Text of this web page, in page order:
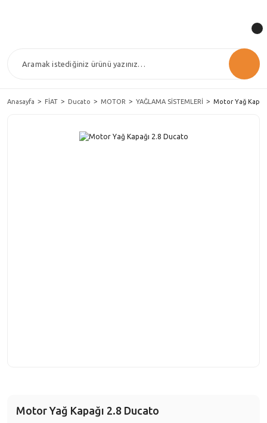
Anasayfa FİAT Ducato MOTOR YAĞLAMA SİSTEMLERİ Motor Yağ
Motor Yağ Kapağı 2.8 Ducato